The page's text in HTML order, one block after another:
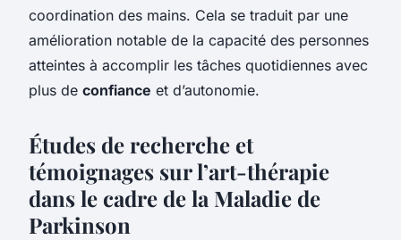
coordination des mains. Cela se traduit par une
amélioration notable de la capacité des personnes
atteintes à accomplir les tâches quotidiennes avec
plus de confiance et d’autonomie.
Études de recherche et
témoignages sur l’art-thérapie
dans le cadre de la Maladie de
Parkinson